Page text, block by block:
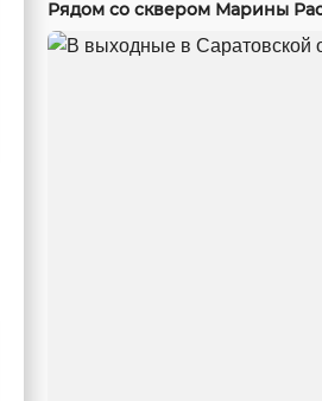
Рядом со сквером Марины